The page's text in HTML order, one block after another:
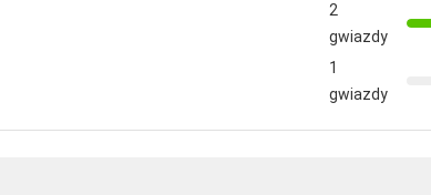
2
gwiazdy
1
gwiazdy